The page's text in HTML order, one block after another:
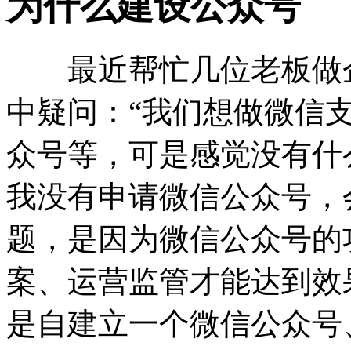
最近帮忙几位老板
中疑问：“我们想做微信
众号等，可是感觉没有
我没有申请微信公众号
题，是因为微信公众号
案、运营监管才能达到
是自建立一个微信公众